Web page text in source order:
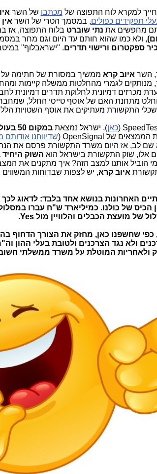
למקרא לוח התפוצה של מכתבו של השר
תפקידים כפולים, במסמך הטרי של השר
מחפשים את נתי שוברט בלוח התפוצה, אז
, ולא כמו שהוא חותם עד היום וגם מחר
ספקטרום ורישוי תדרים. "ישראבלוף"
השר איוב קרא ממשיך במסורת של חתימה על
מנותקים לגמרי מהחלטות ממשלה קיימות
מכרזים דמיונית לחלוקת תדרים דמיונית
מתחנת האם של אוסף טייסי החלל,
התקשורת מעתיקים את אוסף השטויות הללו,
כאן), ישראל נמצאתבמקום 50 בעולם
שדיווחנו אודותם
שם לב, אז היום משרד התקשורת פרסם את
אלו, שוק התקשורת בישראל הוא השוק
הוביל אותנו למצב הזה? איך מתקנים את
איוב קרא, יש לצפות שבדוחות המשווים
האחרונות בנושא אחד בלבד: לדאוג לכך
הכיס של כולנו. כמיליארד ש"ח עברו
כפי שחשפנו כאן, מחזק את הצורך הדחוף
ולא נגד הצרכנים ולטובת בעלי ההון
ולאחריות המוטלת על משרד ממשלתי חשוב